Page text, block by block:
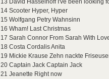
13 David Hasselhoff I've been looking
14 Scooter Hyper, Hyper
15 Wolfgang Petry Wahnsinn
16 Wham! Last Christmas
17 Sarah Connor From Sarah With
18 Costa Cordalis Anita
19 Mickie Krause Zehn nackte
20 Captain Jack Captain Jack
21 Jeanette Right now